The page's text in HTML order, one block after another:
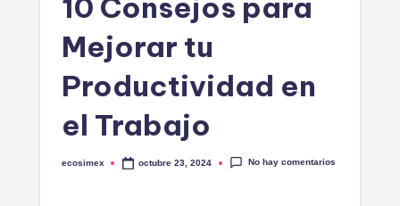
10 Consejos para
Mejorar tu
Productividad en
el Trabajo
Publicado
ecosimex octubre 23, 2024 No hay comentarios